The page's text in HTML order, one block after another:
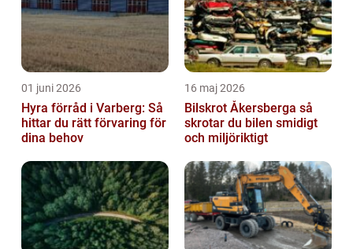
01 juni 2026
Hyra förråd i Varberg: Så
hittar du rätt förvaring för
dina behov
16 maj 2026
Bilskrot Åkersberga så
skrotar du bilen smidigt
och miljöriktigt